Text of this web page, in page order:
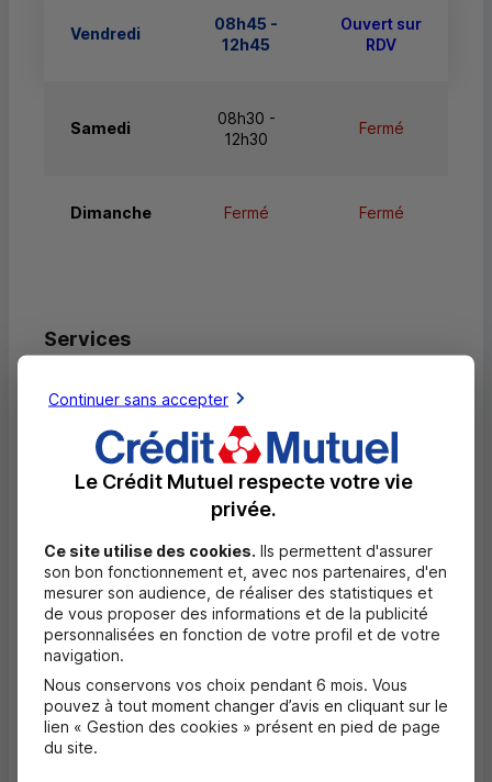
Vendredi
08h45 -
12h45
Ouvert sur
RDV
Samedi
08h30 -
12h30
Fermé
Dimanche Fermé Fermé
Services
Dépôt valorisé de billets EUR
Retrait de rouleaux de monnaie EUR
Dépôt de monnaie EUR
Dépôt valorisé de chèques EUR
Dépôt de chèques EUR
Equipement pour déficients visuels
Masquer
Questions fréquentes
Continuer sans accepter
Le Crédit Mutuel respecte votre vie
privée.
Ce site utilise des cookies. Ils permettent d'assurer
son bon fonctionnement et, avec nos partenaires, d'en
mesurer son audience, de réaliser des statistiques et
de vous proposer des informations et de la publicité
personnalisées en fonction de votre profil et de votre
navigation.
Nous conservons vos choix pendant 6 mois. Vous
pouvez à tout moment changer d’avis en cliquant sur le
lien « Gestion des cookies » présent en pied de page
du site.